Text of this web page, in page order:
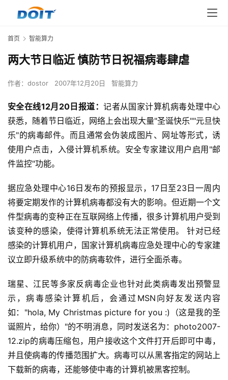
首页 智能算力
两大节日临近 慎防节日祝福病毒肆虐
作者： dostor 2007年12月20日 智能算力
安全在线12月20日报道：记者从国家计算机病毒处理中心
获悉，随着节日临近，网络上会出现大量"圣诞快乐""元旦快
乐"的病毒邮件。而且通常会伪装成图片、网址等形式，诱
使用户点击，入侵计算机系统。安全专家建议用户启用"邮
件监控"功能。
据应急处理中心16日发布的预报显示，17日至23日一周内
将要定期发作的计算机病毒都没有大的影响。但近期一个文
件型病毒的变种正在互联网络上传播，很多计算机用户受到
该变种的感染，使得计算机系统无法正常使用。 针对已经
感染的计算机用户，国家计算机病毒应急处理中心的专家建
议立即升级系统中的防病毒软件，进行全面杀毒。
瑞星、江民等多家反病毒企业也针对此类病毒发出预警显
示，病毒感染计算机后，会通过MSN向好友发送内容
如："hola, My Christmas picture for you :)（这是我的圣
诞照片，给你）"的不明消息，同时发送名为：photo2007-
12.zip的病毒压缩包，用户接收这个文件打开后即可中毒，
并且使病毒的传播范围扩大。病毒可以从黑客指定的网站上
下载新的病毒，还能够使中毒的计算机被黑客控制。